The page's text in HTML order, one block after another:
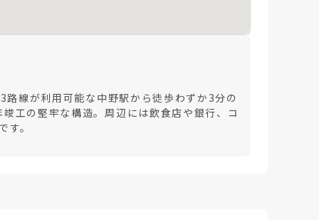
線が利用可能な中野駅から徒歩わずか3分の
工の堅牢な構造。周辺には飲食店や銀行、コ
。